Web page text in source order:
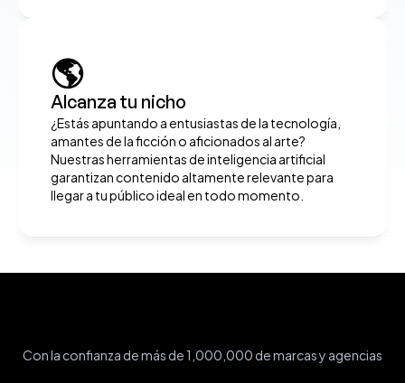
🌎
Alcanza tu nicho
¿Estás apuntando a entusiastas de la tecnología,
amantes de la ficción o aficionados al arte?
Nuestras herramientas de inteligencia artificial
garantizan contenido altamente relevante para
llegar a tu público ideal en todo momento.
Con la confianza de más de 1,000,000 de marcas y agencias